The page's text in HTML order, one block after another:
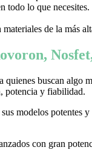
lo que
de la más
buscan
potencia y fiabilidad.
modelos potentes
con gran